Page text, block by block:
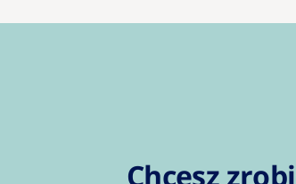
Chcesz